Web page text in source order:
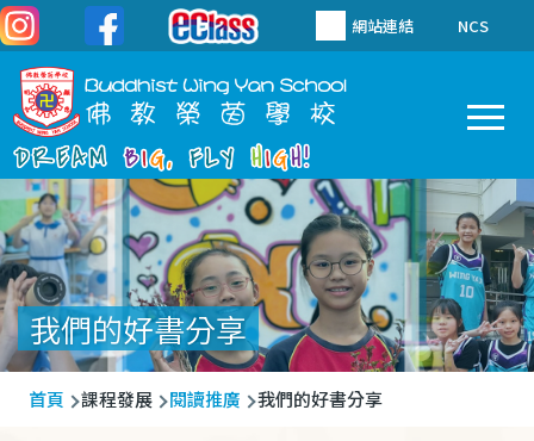
移至主內容 網站連結 NCS
Main
navigation
我們的好書分享
導
首頁 課程發展 閱讀推廣 我們的好書分享